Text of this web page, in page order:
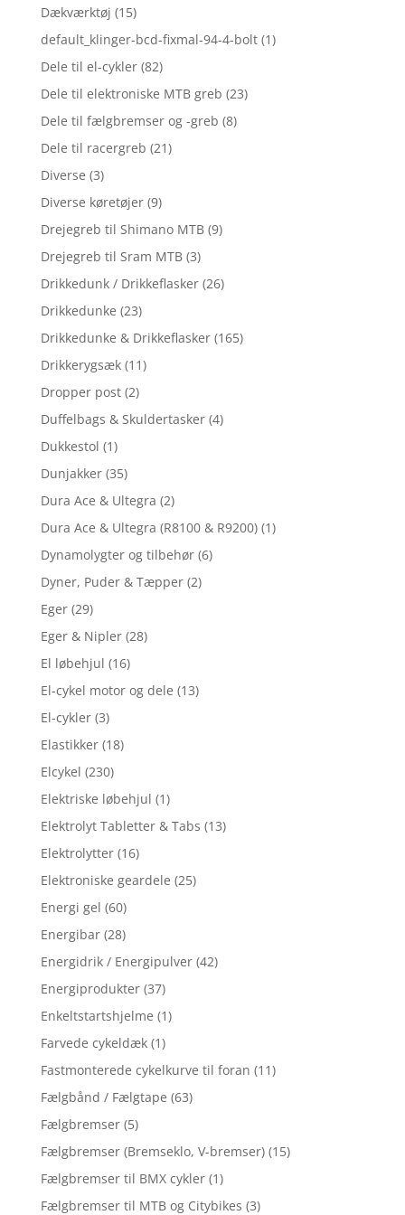
Dækværktøj (15)
default_klinger-bcd-fixmal-94-4-bolt (1)
Dele til el-cykler (82)
Dele til elektroniske MTB greb (23)
Dele til fælgbremser og -greb (8)
Dele til racergreb (21)
Diverse (3)
Diverse køretøjer (9)
Drejegreb til Shimano MTB (9)
Drejegreb til Sram MTB (3)
Drikkedunk / Drikkeflasker (26)
Drikkedunke (23)
Drikkedunke & Drikkeflasker (165)
Drikkerygsæk (11)
Dropper post (2)
Duffelbags & Skuldertasker (4)
Dukkestol (1)
Dunjakker (35)
Dura Ace & Ultegra (2)
Dura Ace & Ultegra (R8100 & R9200) (1)
Dynamolygter og tilbehør (6)
Dyner, Puder & Tæpper (2)
Eger (29)
Eger & Nipler (28)
El løbehjul (16)
El-cykel motor og dele (13)
El-cykler (3)
Elastikker (18)
Elcykel (230)
Elektriske løbehjul (1)
Elektrolyt Tabletter & Tabs (13)
Elektrolytter (16)
Elektroniske geardele (25)
Energi gel (60)
Energibar (28)
Energidrik / Energipulver (42)
Energiprodukter (37)
Enkeltstartshjelme (1)
Farvede cykeldæk (1)
Fastmonterede cykelkurve til foran (11)
Fælgbånd / Fælgtape (63)
Fælgbremser (5)
Fælgbremser (Bremseklo, V-bremser) (15)
Fælgbremser til BMX cykler (1)
Fælgbremser til MTB og Citybikes (3)